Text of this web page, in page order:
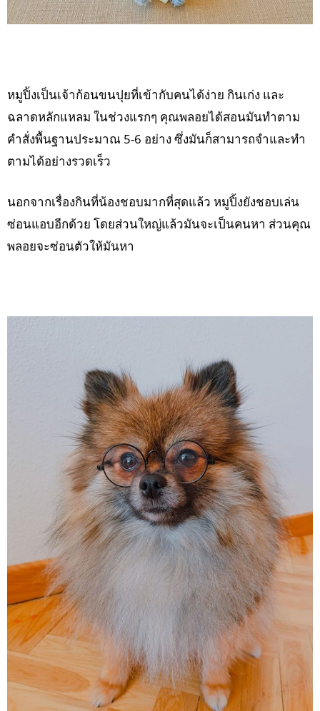
หมูปิ้งเป็นเจ้าก้อนขนปุยที่เข้ากับคนได้ง่าย กินเก่ง และ
ฉลาดหลักแหลม ในช่วงแรกๆ คุณพลอยได้สอนมันทำตาม
คำสั่งพื้นฐานประมาณ 5-6 อย่าง ซึ่งมันก็สามารถจำและทำ
ตามได้อย่างรวดเร็ว
นอกจากเรื่องกินที่น้องชอบมากที่สุดแล้ว หมูปิ้งยังชอบเล่น
ซ่อนแอบอีกด้วย โดยส่วนใหญ่แล้วมันจะเป็นคนหา ส่วนคุณ
พลอยจะซ่อนตัวให้มันหา